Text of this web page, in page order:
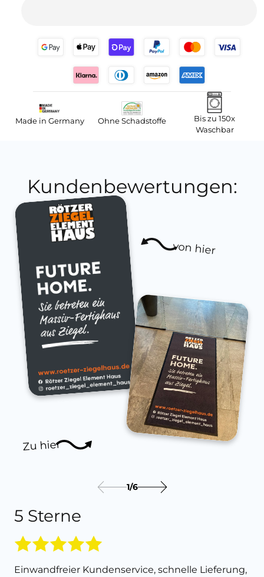
Made in Germany Ohne Schadstoffe
Bis zu 150x
Waschbar
Kundenbewertungen:
Zu hier
von hier
5 Sterne
Einwandfreier Kundenservice, schnelle Lieferung,
1/6